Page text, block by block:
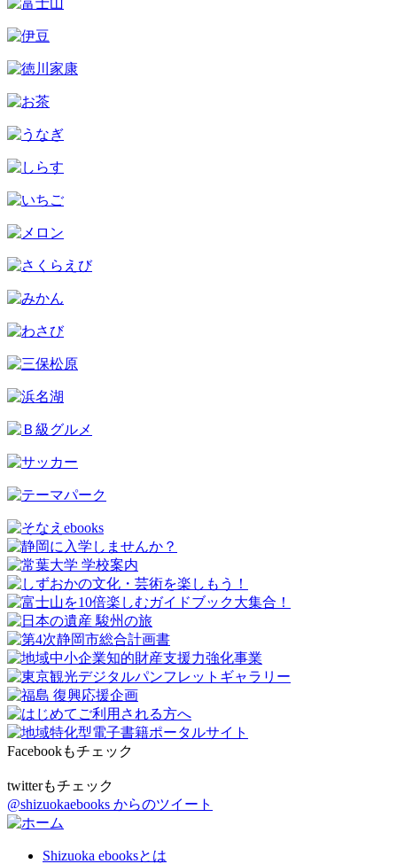
Facebookもチェック
twitterもチェック
@shizuokaebooks からのツイート
Shizuoka ebooksとは